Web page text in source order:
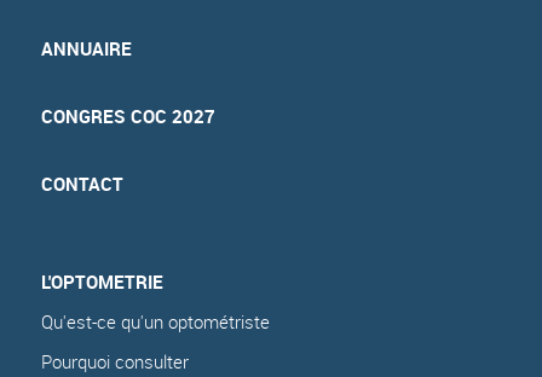
ANNUAIRE
CONGRES COC 2027
CONTACT
L'OPTOMETRIE
Qu'est-ce qu'un optométriste
Pourquoi consulter